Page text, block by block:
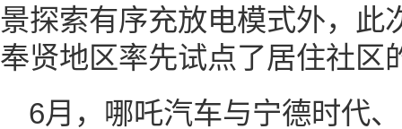
景探索有序充放电模式外，此
奉贤地区率先试点了居住社区
6月，哪吒汽车与宁德时代